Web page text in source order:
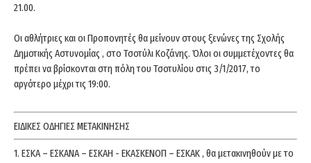
21.00.
Οι αθλήτριες και οι Προπονητές θα μείνουν στους ξενώνες της Σχολής
Δημοτικής Αστυνομίας , στο Τσοτύλι Κοζάνης. Όλοι οι συμμετέχοντες θα
πρέπει να βρίσκονται στη πόλη του Τσοτυλίου στις 3/1/2017, το
αργότερο μέχρι τις 19:00.
ΕΙΔΙΚΕΣ ΟΔΗΓΙΕΣ ΜΕΤΑΚΙΝΗΣΗΣ
1. ΕΣΚΑ – ΕΣΚΑΝΑ – ΕΣΚΑΗ - ΕΚΑΣΚΕΝΟΠ – ΕΣΚΑΚ , θα μετακινηθούν με το